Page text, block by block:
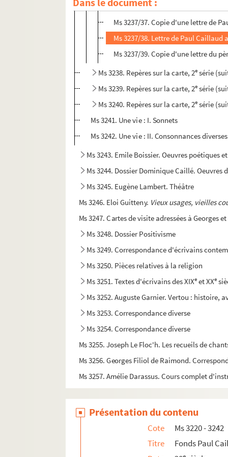
Ms 3237/36. Copie d'une lettre de
Ms 3237/37. Copie d'une lettre de
Ms 3237/38. Lettre de Paul
Ms 3237/39. Copie d'une lettre du
Ms 3238. Repères sur la carte, 2e série
Ms 3239. Repères sur la carte, 2e série
Ms 3240. Repères sur la carte, 2e série
Ms 3241. Une vie : I. Sonnets
Ms 3242. Une vie : II. Consonnances diverses
Ms 3243. Emile Boissier. Oeuvres poétiques
Ms 3244. Dossier Dominique Caillé. Oeuvres
Ms 3245. Eugène Lambert. Théâtre
Ms 3246. Eloi Guitteny. Vieux usages, vieilles
Ms 3247. Cartes de visite adressées à Georges
Ms 3248. Dossier Positivisme
Ms 3249. Correspondance d'écrivains
Ms 3250. Pièces relatives à la religion
Ms 3251. Textes d'écrivains des XIXe et XXe
Ms 3252. Auguste Garnier. Vertou : histoire,
Ms 3253. Correspondance diverse
Ms 3254. Correspondance diverse
Ms 3255. Joseph Le Floc'h. Les recueils de
Ms 3256. Georges Filiol de Raimond.
Ms 3257. Amélie Darassus. Cours complet
Ms 3259. Lettre de Jacques Fauvet à Marie-
Ms 3260. Dossier Charles Loyson : copies
Ms 3261. Textes historiques divers
Présentation du contenu
Cote
Ms 3220 - 3242
Titre
Fonds Paul